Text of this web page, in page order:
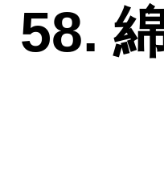
58.